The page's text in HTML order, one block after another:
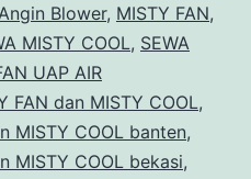
Blower, MISTY FAN,
MISTY COOL, SEWA
UAP AIR
FAN dan MISTY COOL,
MISTY COOL banten,
MISTY COOL bekasi,